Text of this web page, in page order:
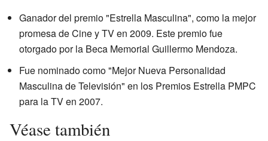
Ganador del premio "Estrella Masculina", como la mejor
promesa de Cine y TV en 2009. Este premio fue
otorgado por la Beca Memorial Guillermo Mendoza.
Fue nominado como "Mejor Nueva Personalidad
Masculina de Televisión" en los Premios Estrella PMPC
para la TV en 2007.
Véase también